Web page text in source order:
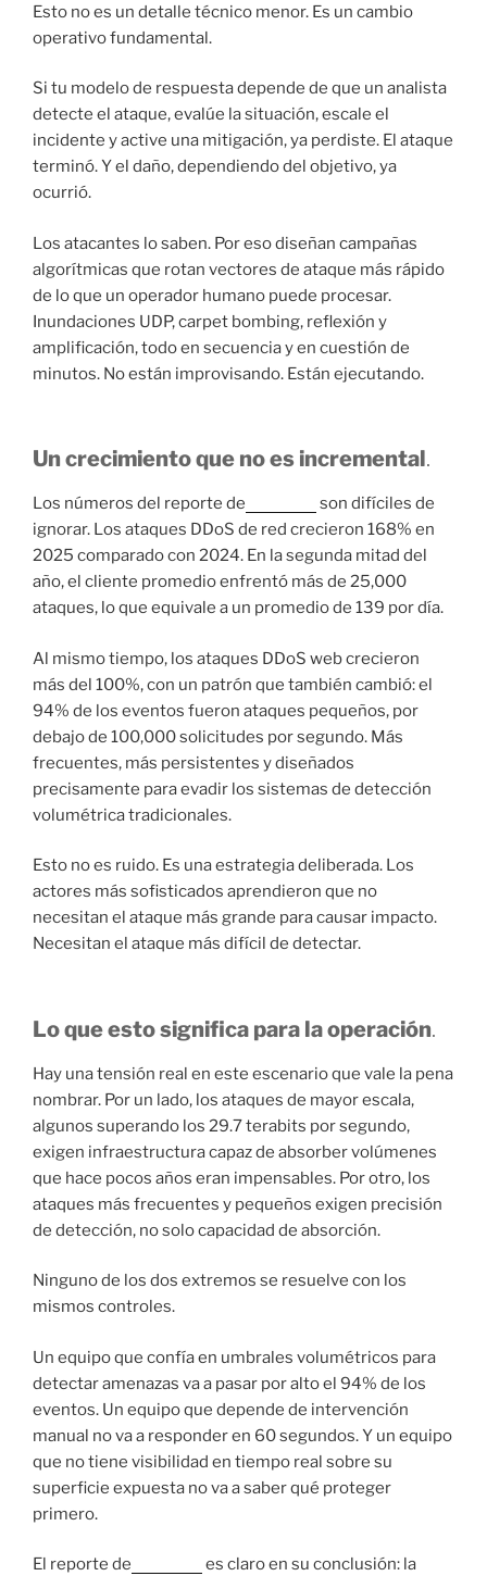
Esto no es un detalle técnico menor. Es un cambio
operativo fundamental.
Si tu modelo de respuesta depende de que un analista
detecte el ataque, evalúe la situación, escale el
incidente y active una mitigación, ya perdiste. El ataque
terminó. Y el daño, dependiendo del objetivo, ya
ocurrió.
Los atacantes lo saben. Por eso diseñan campañas
algorítmicas que rotan vectores de ataque más rápido
de lo que un operador humano puede procesar.
Inundaciones UDP, carpet bombing, reflexión y
amplificación, todo en secuencia y en cuestión de
minutos. No están improvisando. Están ejecutando.
Un crecimiento que no es incremental.
Los números del reporte de
son difíciles de
ignorar. Los ataques DDoS de red crecieron 168% en
2025 comparado con 2024. En la segunda mitad del
año, el cliente promedio enfrentó más de 25,000
ataques, lo que equivale a un promedio de 139 por día.
Al mismo tiempo, los ataques DDoS web crecieron
más del 100%, con un patrón que también cambió: el
94% de los eventos fueron ataques pequeños, por
debajo de 100,000 solicitudes por segundo. Más
frecuentes, más persistentes y diseñados
precisamente para evadir los sistemas de detección
volumétrica tradicionales.
Esto no es ruido. Es una estrategia deliberada. Los
actores más sofisticados aprendieron que no
necesitan el ataque más grande para causar impacto.
Necesitan el ataque más difícil de detectar.
Lo que esto significa para la operación.
Hay una tensión real en este escenario que vale la pena
nombrar. Por un lado, los ataques de mayor escala,
algunos superando los 29.7 terabits por segundo,
exigen infraestructura capaz de absorber volúmenes
que hace pocos años eran impensables. Por otro, los
ataques más frecuentes y pequeños exigen precisión
de detección, no solo capacidad de absorción.
Ninguno de los dos extremos se resuelve con los
mismos controles.
Un equipo que confía en umbrales volumétricos para
detectar amenazas va a pasar por alto el 94% de los
eventos. Un equipo que depende de intervención
manual no va a responder en 60 segundos. Y un equipo
que no tiene visibilidad en tiempo real sobre su
superficie expuesta no va a saber qué proteger
primero.
El reporte de
es claro en su conclusión: la